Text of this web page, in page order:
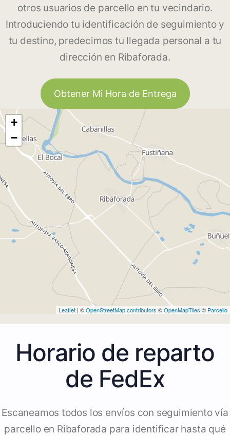
otros usuarios de parcello en tu vecindario.
Introduciendo tu identificación de seguimiento y
tu destino, predecimos tu llegada personal a tu
dirección en Ribaforada.
Obtener Mi Hora de Entrega
+
−
Leaflet | ©OpenStreetMap contributors ©OpenMapTiles © Parcello
Horario de reparto
de FedEx
Escaneamos todos los envíos con seguimiento vía
parcello en Ribaforada para identificar hasta qué